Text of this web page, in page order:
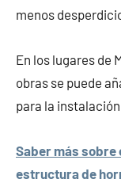
menos
En los lugares de
obras se puede
para la
Saber más
estructura de